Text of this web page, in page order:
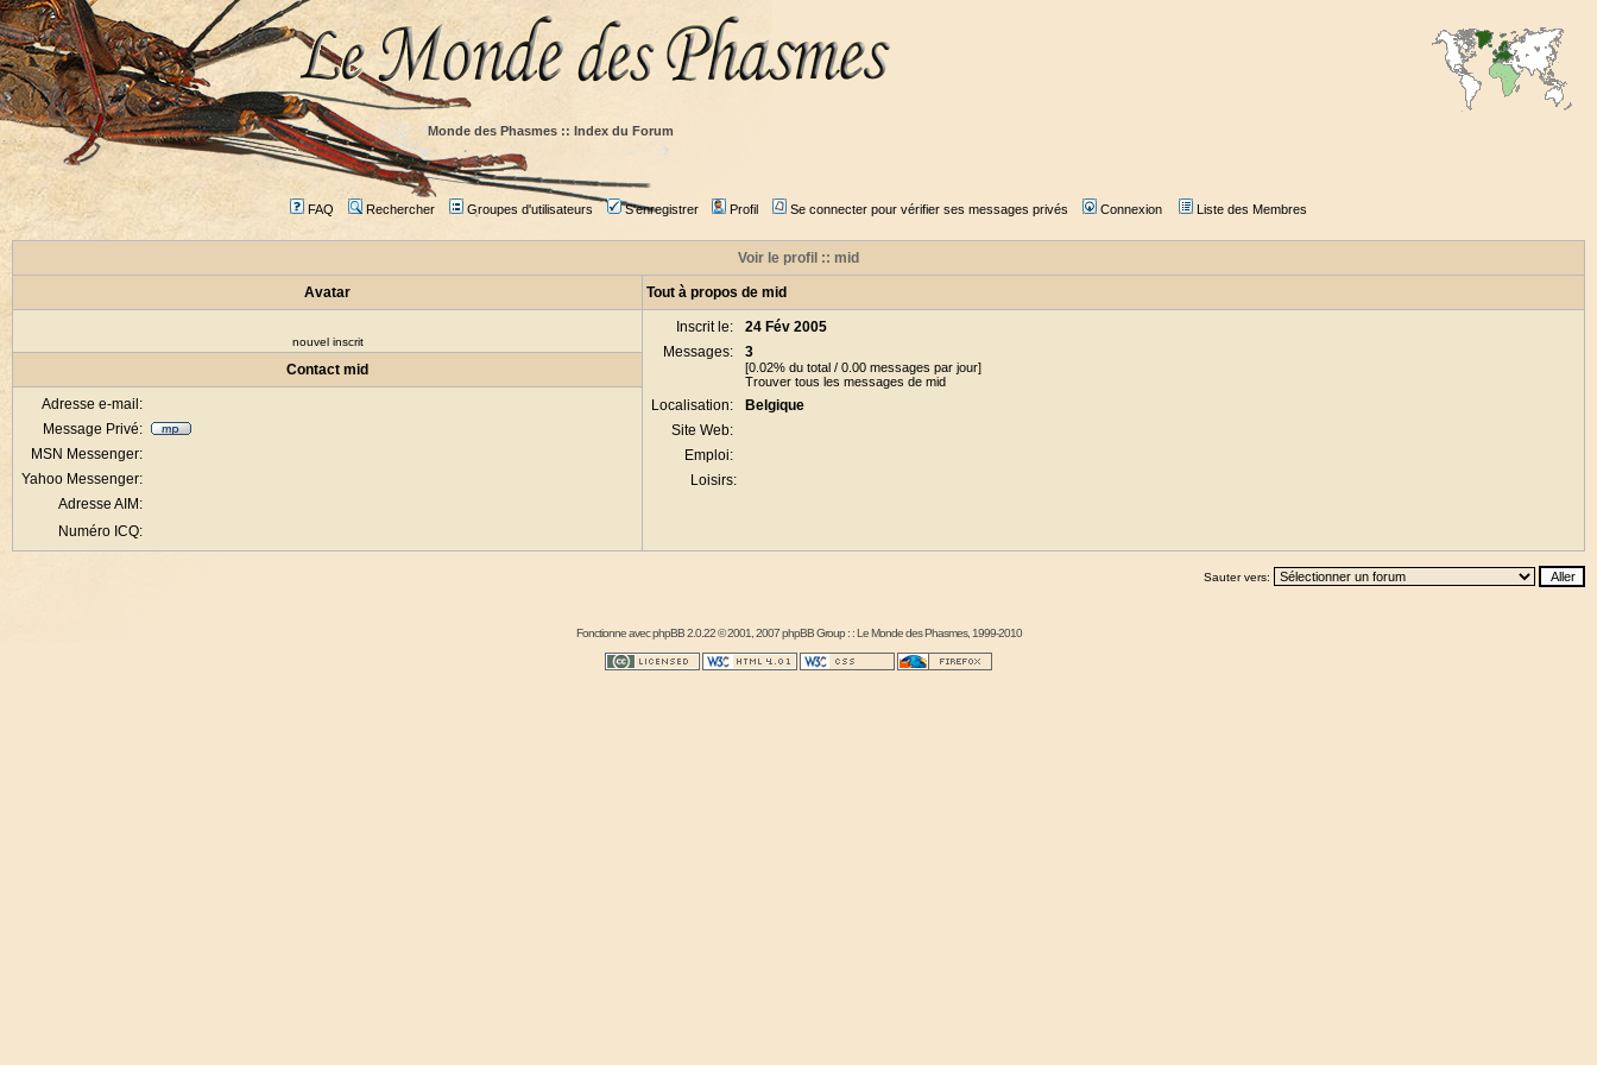
Monde des Phasmes :: Index du Forum
FAQ Rechercher Groupes d'utilisateurs S'enregistrer Profil Se connecter pour vérifier ses messages privés Connexion Liste des Membres
Voir le profil :: mid
Avatar Tout à propos de mid
nouvel inscrit
Inscrit le:
24 Fév 2005
Messages:
3
[0.02% du total / 0.00 messages par jour]
Trouver tous les messages de mid
Localisation:
Belgique
Site Web:
Emploi:
Loisirs:
Contact mid
Adresse e-mail:
Message Privé:
MSN Messenger:
Yahoo Messenger:
Adresse AIM:
Numéro ICQ:
Sauter vers:
Fonctionne avecphpBB2.0.22 © 2001, 2007 phpBB Group : :Le Monde des Phasmes, 1999-2010